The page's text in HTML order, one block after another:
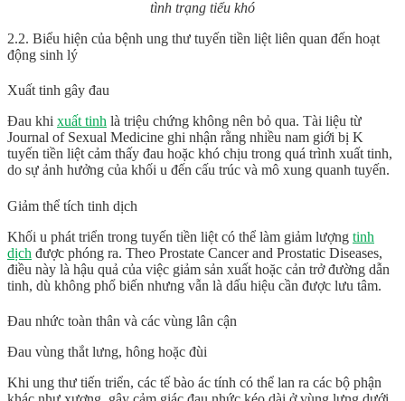
tình trạng tiểu khó
2.2. Biểu hiện của bệnh ung thư tuyến tiền liệt liên quan đến hoạt
động sinh lý
Xuất tinh gây đau
Đau khi xuất tinh là triệu chứng không nên bỏ qua. Tài liệu từ
Journal of Sexual Medicine ghi nhận rằng nhiều nam giới bị K
tuyến tiền liệt cảm thấy đau hoặc khó chịu trong quá trình xuất tinh,
do sự ảnh hưởng của khối u đến cấu trúc và mô xung quanh tuyến.
Giảm thể tích tinh dịch
Khối u phát triển trong tuyến tiền liệt có thể làm giảm lượng tinh
dịch được phóng ra. Theo Prostate Cancer and Prostatic Diseases,
điều này là hậu quả của việc giảm sản xuất hoặc cản trở đường dẫn
tinh, dù không phổ biến nhưng vẫn là dấu hiệu cần được lưu tâm.
Đau nhức toàn thân và các vùng lân cận
Đau vùng thắt lưng, hông hoặc đùi
Khi ung thư tiến triển, các tế bào ác tính có thể lan ra các bộ phận